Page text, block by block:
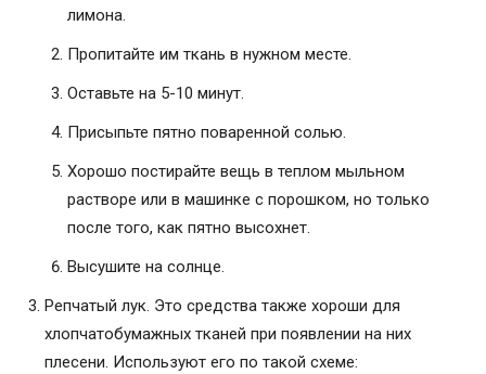
лимона.
Пропитайте им ткань в нужном месте.
Оставьте на 5-10 минут.
Присыпьте пятно поваренной солью.
Хорошо постирайте вещь в теплом мыльном
растворе или в машинке с порошком, но только
после того, как пятно высохнет.
Высушите на солнце.
Репчатый лук. Это средства также хороши для
хлопчатобумажных тканей при появлении на них
плесени. Используют его по такой схеме: